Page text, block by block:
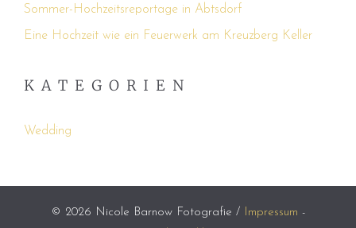
Sommer-Hochzeitsreportage in Abtsdorf
Eine Hochzeit wie ein Feuerwerk am Kreuzberg Keller
KATEGORIEN
Wedding
© 2026 Nicole Barnow Fotografie / Impressum -